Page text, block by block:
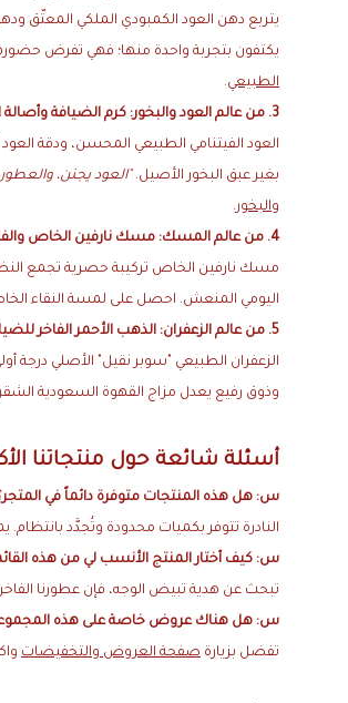
يتربع دهن العود الكمبودي الملكي المعتّق
يكتفون بتجربة واحدة منها؛ فهي تفرض
الطبيعي.
3. من عالم العود والبخور: كرم الضيافة وأصالة المكان
العود الفيتنامي الطبيعي المحسن، ودقة
بغير عبق البخور الأصيل. "العود يجنن،
والبخور.
4. من عالم المسك: مسك نارفين الخاص والفاخر
مسك نارفين الخاص تركيبة حصرية تجمع
اليومي المنعش. احصل على لمسة النقاء
5. من عالم الزعفران: الذهب الأحمر الفاخر للضيافة
الزعفران الطبيعي "سوبر نقيل" الأصلي
وذوق رفيع يعدل مزاج القهوة السعودية
أسئلة شائعة حول منتجاتنا
س: هل هذه المنتجات متوفرة دائماً في
النادرة تتوفر بكميات محدودة وتُجدَّد
س: كيف أختار المنتج الأنسب لي من هذه
تبحث عن هدية تبيض الوجه، فإن عطورنا
س: هل هناك عروض خاصة على هذه
تفضل بزيارة صفحة العروض والتخفيضات